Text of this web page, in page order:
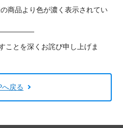
商品より色が濃く表示されてい
ことを深くお詫び申し上げま
へ戻る